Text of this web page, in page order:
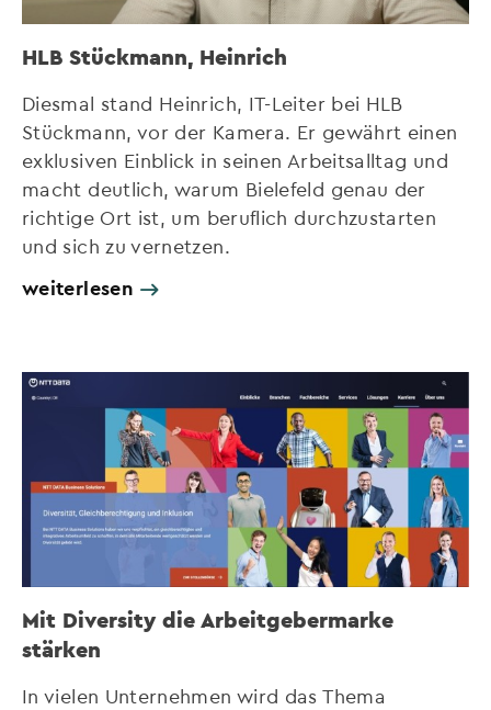
HLB Stückmann, Heinrich
Diesmal stand Heinrich, IT-Leiter bei HLB
Stückmann, vor der Kamera. Er gewährt einen
exklusiven Einblick in seinen Arbeitsalltag und
macht deutlich, warum Bielefeld genau der
richtige Ort ist, um beruflich durchzustarten
und sich zu vernetzen.
weiterlesen
Mit Diversity die Arbeitgebermarke
stärken
In vielen Unternehmen wird das Thema